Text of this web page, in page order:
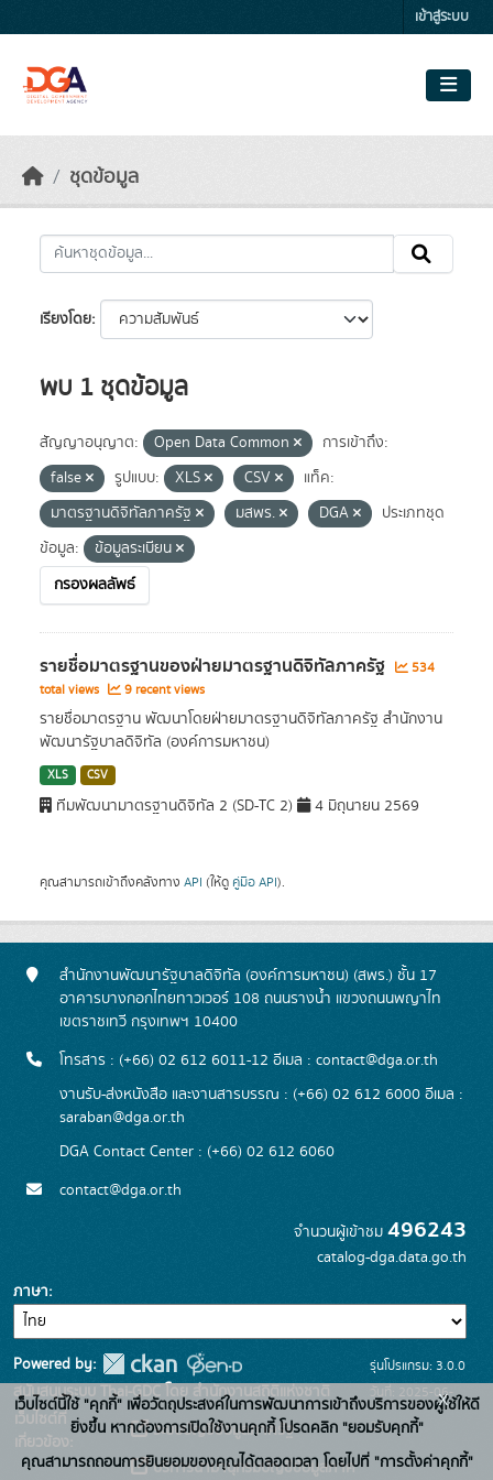
เข้าสู่ระบบ
ชุดข้อมูล
เรียงโดย
พบ 1 ชุดข้อมูล
สัญญาอนุญาต: Open Data Common
การเข้าถึง:
false
รูปแบบ: XLS CSV
แท็ค:
มาตรฐานดิจิทัลภาครัฐ
มสพร. DGA
ประเภทชุด
ข้อมูล:
ข้อมูลระเบียน
กรองผลลัพธ์
รายชื่อมาตรฐานของฝ่ายมาตรฐานดิจิทัลภาครัฐ
534
total views
9 recent views
รายชื่อมาตรฐาน พัฒนาโดยฝ่ายมาตรฐานดิจิทัลภาครัฐ สำนักงาน
พัฒนารัฐบาลดิจิทัล (องค์การมหาชน)
XLS CSV
ทีมพัฒนามาตรฐานดิจิทัล 2 (SD-TC 2) 4 มิถุนายน 2569
คุณสามารถเข้าถึงคลังทาง API (ให้ดู คู่มือ API).
สำนักงานพัฒนารัฐบาลดิจิทัล (องค์การมหาชน) (สพร.) ชั้น 17
อาคารบางกอกไทยทาวเวอร์ 108 ถนนรางน้ำ แขวงถนนพญาไท
เขตราชเทวี กรุงเทพฯ 10400
โทรสาร : (+66) 02 612 6011-12 อีเมล : contact@dga.or.th
งานรับ-ส่งหนังสือ และงานสารบรรณ : (+66) 02 612 6000 อีเมล :
saraban@dga.or.th
DGA Contact Center : (+66) 02 612 6060
contact@dga.or.th
จำนวนผู้เข้าชม 496243
catalog-dga.data.go.th
ภาษา
Powered by:
สนับสนุนระบบ Thai-GDC โดย สำนักงานสถิติแห่งชาติ
เว็บไซต์ที่
เกี่ยวข้อง:
ระบบบัญชีข้อมูลภาครัฐ
บริการนามานุกรมบัญชีข้อมูลภาค
รุ่นโปรแกรม: 3.0.0
วันที่: 2025-06-
26
เว็บไซต์นี้ใช้ "คุกกี้" เพื่อวัตถุประสงค์ในการพัฒนาการเข้าถึงบริการของผู้ใช้ให้ดี
ยิ่งขึ้น หากต้องการเปิดใช้งานคุกกี้ โปรดคลิก "ยอมรับคุกกี้"
คุณสามารถถอนการยินยอมของคุณได้ตลอดเวลา โดยไปที่ "การตั้งค่าคุกกี้"
x